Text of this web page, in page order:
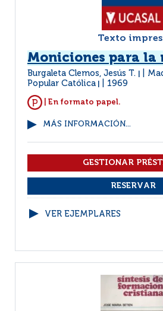
Texto
Moniciones para la
Burgaleta Clemos, Jesús T.
Popular Católica
1969
| En formato papel.
MÁS INFORMACIÓN...
VER EJEMPLARES